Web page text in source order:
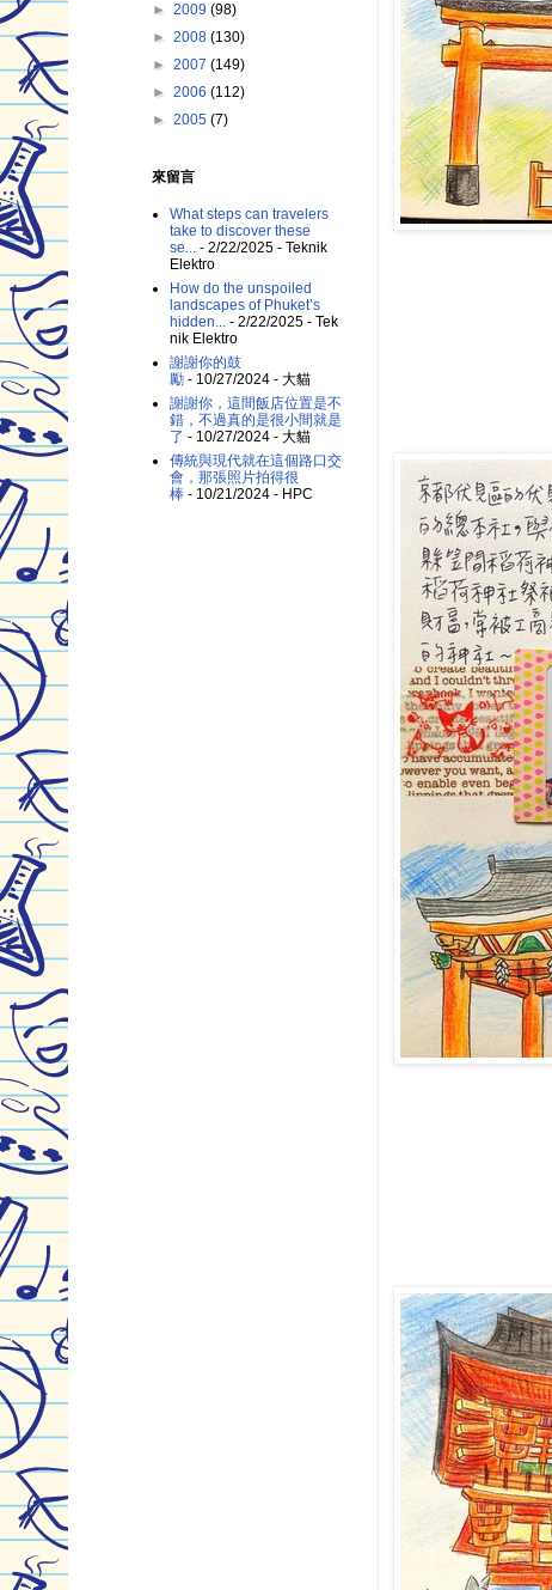
► 2009 (98)
► 2008 (130)
► 2007 (149)
► 2006 (112)
► 2005 (7)
來留言
What steps can travelers
take to discover these
se... - 2/22/2025 - Teknik
Elektro
How do the unspoiled
landscapes of Phuket’s
hidden... - 2/22/2025 - Tek
nik Elektro
謝謝你的鼓
勵 - 10/27/2024 - 大貓
謝謝你，這間飯店位置是不
錯，不過真的是很小間就是
了 - 10/27/2024 - 大貓
傳統與現代就在這個路口交
會，那張照片拍得很
棒 - 10/21/2024 - HPC